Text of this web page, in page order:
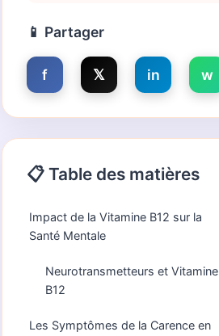
📱 Partager
f 𝕏 in w
📋 Table des matières
Impact de la Vitamine B12 sur la
Santé Mentale
Neurotransmetteurs et Vitamine
B12
Les Symptômes de la Carence en